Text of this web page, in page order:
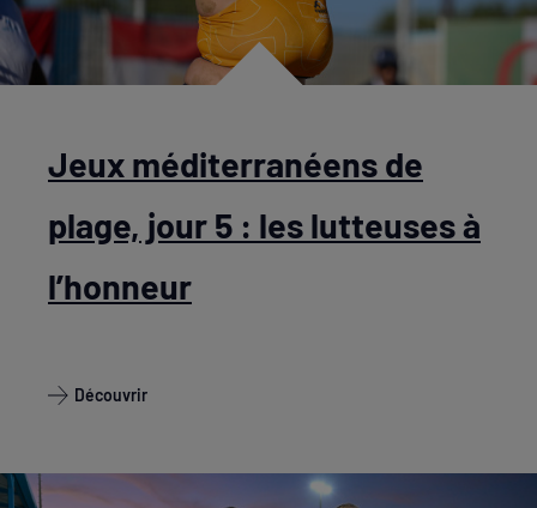
Jeux méditerranéens de
plage, jour 5 : les lutteuses à
l’honneur
Découvrir